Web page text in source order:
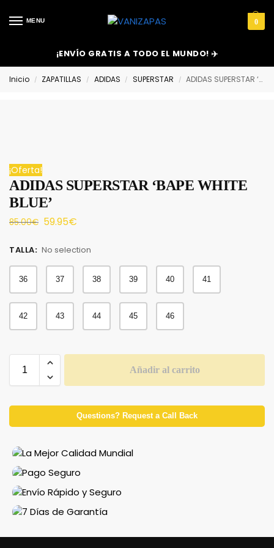
MENU 0
¡ENVÍO GRATIS A TODO EL MUNDO! ✈️
Inicio / ZAPATILLAS / ADIDAS / SUPERSTAR / ADIDAS SUPERSTAR ‘BAPE WHITE BLUE’
¡Oferta!
ADIDAS SUPERSTAR ‘BAPE WHITE
BLUE’
85.00€ 59.95€
TALLA: No selection
36 37 38 39 40 41
42 43 44 45 46
Añadir al carrito
Questions? Request a Call Back